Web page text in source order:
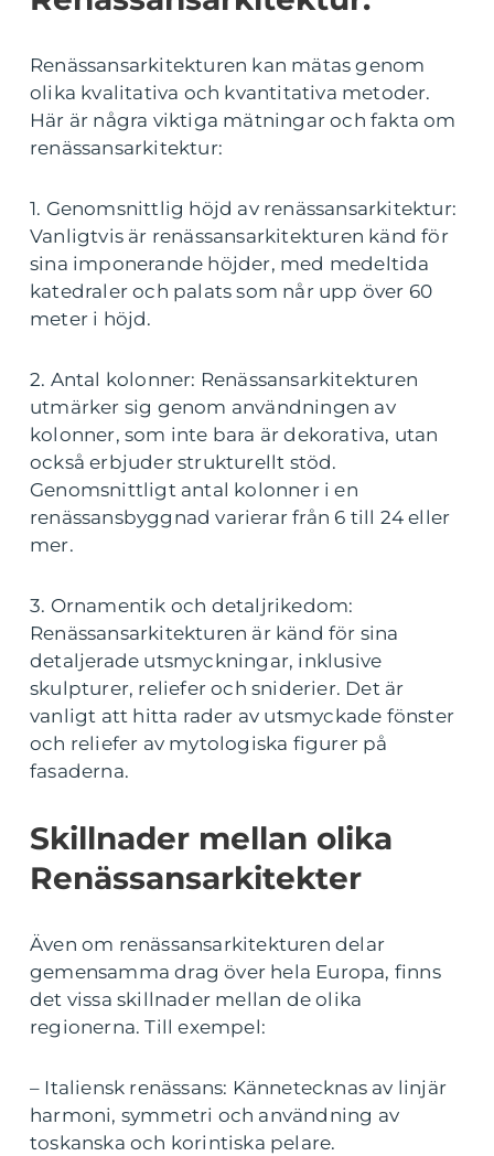
Renässansarkitekturen kan mätas genom
olika kvalitativa och kvantitativa metoder.
Här är några viktiga mätningar och fakta om
renässansarkitektur:
1. Genomsnittlig höjd av renässansarkitektur:
Vanligtvis är renässansarkitekturen känd för
sina imponerande höjder, med medeltida
katedraler och palats som når upp över 60
meter i höjd.
2. Antal kolonner: Renässansarkitekturen
utmärker sig genom användningen av
kolonner, som inte bara är dekorativa, utan
också erbjuder strukturellt stöd.
Genomsnittligt antal kolonner i en
renässansbyggnad varierar från 6 till 24 eller
mer.
3. Ornamentik och detaljrikedom:
Renässansarkitekturen är känd för sina
detaljerade utsmyckningar, inklusive
skulpturer, reliefer och sniderier. Det är
vanligt att hitta rader av utsmyckade fönster
och reliefer av mytologiska figurer på
fasaderna.
Skillnader mellan olika
Renässansarkitekter
Även om renässansarkitekturen delar
gemensamma drag över hela Europa, finns
det vissa skillnader mellan de olika
regionerna. Till exempel:
– Italiensk renässans: Kännetecknas av linjär
harmoni, symmetri och användning av
toskanska och korintiska pelare.